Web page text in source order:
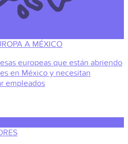
A MÉXICO
europeas que están abriendo
en México y necesitan
empleados